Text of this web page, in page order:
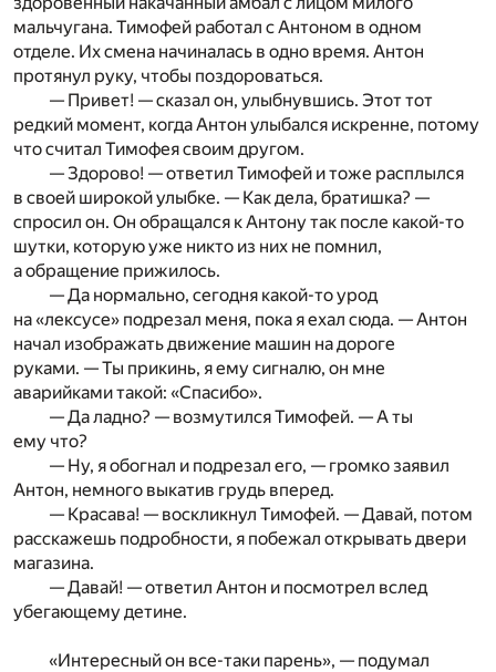
мальчугана. Тимофей работал с Антоном в одном
отделе. Их смена начиналась в одно время. Антон
протянул руку, чтобы поздороваться.
— Привет! — сказал он, улыбнувшись. Этот тот
редкий момент, когда Антон улыбался искренне, потому
что считал Тимофея своим другом.
— Здорово! — ответил Тимофей и тоже расплылся
в своей широкой улыбке. — Как дела, братишка? —
спросил он. Он обращался к Антону так после какой-то
шутки, которую уже никто из них не помнил,
а обращение прижилось.
— Да нормально, сегодня какой-то урод
на «лексусе» подрезал меня, пока я ехал сюда. — Антон
начал изображать движение машин на дороге
руками. — Ты прикинь, я ему сигналю, он мне
аварийками такой: «Спасибо».
— Да ладно? — возмутился Тимофей. — А ты
ему что?
— Ну, я обогнал и подрезал его, — громко заявил
Антон, немного выкатив грудь вперед.
— Красава! — воскликнул Тимофей. — Давай, потом
расскажешь подробности, я побежал открывать двери
магазина.
— Давай! — ответил Антон и посмотрел вслед
убегающему детине.
«Интересный он все-таки парень», — подумал